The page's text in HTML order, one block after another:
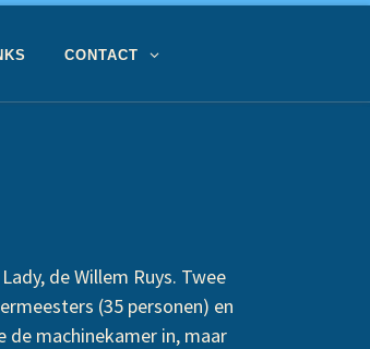
CONTACT
de Willem Ruys. Twee
(35 personen) en
de machinekamer in, maar